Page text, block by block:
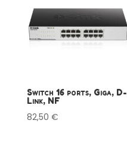
Switch 16 ports, Giga, D-
Link, NF
82,50 €